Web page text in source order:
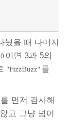
눴을 때 나머지
0 이면 3과 5의
"FizzBuzz" 를
먼저 검사해
고 그냥 넘어